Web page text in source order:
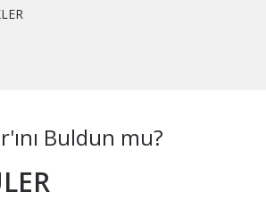
Buldun mu?